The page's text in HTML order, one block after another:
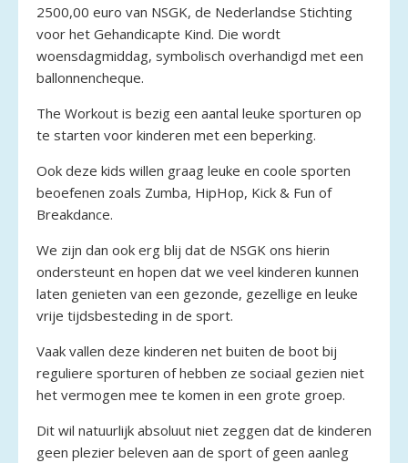
2500,00 euro van NSGK, de Nederlandse Stichting
voor het Gehandicapte Kind. Die wordt
woensdagmiddag, symbolisch overhandigd met een
ballonnencheque.
The Workout is bezig een aantal leuke sporturen op
te starten voor kinderen met een beperking.
Ook deze kids willen graag leuke en coole sporten
beoefenen zoals Zumba, HipHop, Kick & Fun of
Breakdance.
We zijn dan ook erg blij dat de NSGK ons hierin
ondersteunt en hopen dat we veel kinderen kunnen
laten genieten van een gezonde, gezellige en leuke
vrije tijdsbesteding in de sport.
Vaak vallen deze kinderen net buiten de boot bij
reguliere sporturen of hebben ze sociaal gezien niet
het vermogen mee te komen in een grote groep.
Dit wil natuurlijk absoluut niet zeggen dat de kinderen
geen plezier beleven aan de sport of geen aanleg